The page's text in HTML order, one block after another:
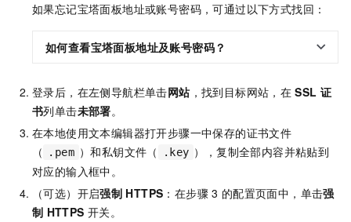
如果忘记宝塔面板地址或账号密码，可通过以下方式找回：
如何查看宝塔面板地址及账号密码？
登录后，在左侧导航栏单击网站 ，找到目标网站，在 SSL 证
书列单击未部署。
在本地使用文本编辑器打开步骤一中保存的证书文件
（
.pem ）和私钥文件（ .key ），复制全部内容并粘贴到
对应的输入框中。
（可选）开启强制 HTTPS ：在步骤 3 的配置页面中，单击强
制 HTTPS 开关。